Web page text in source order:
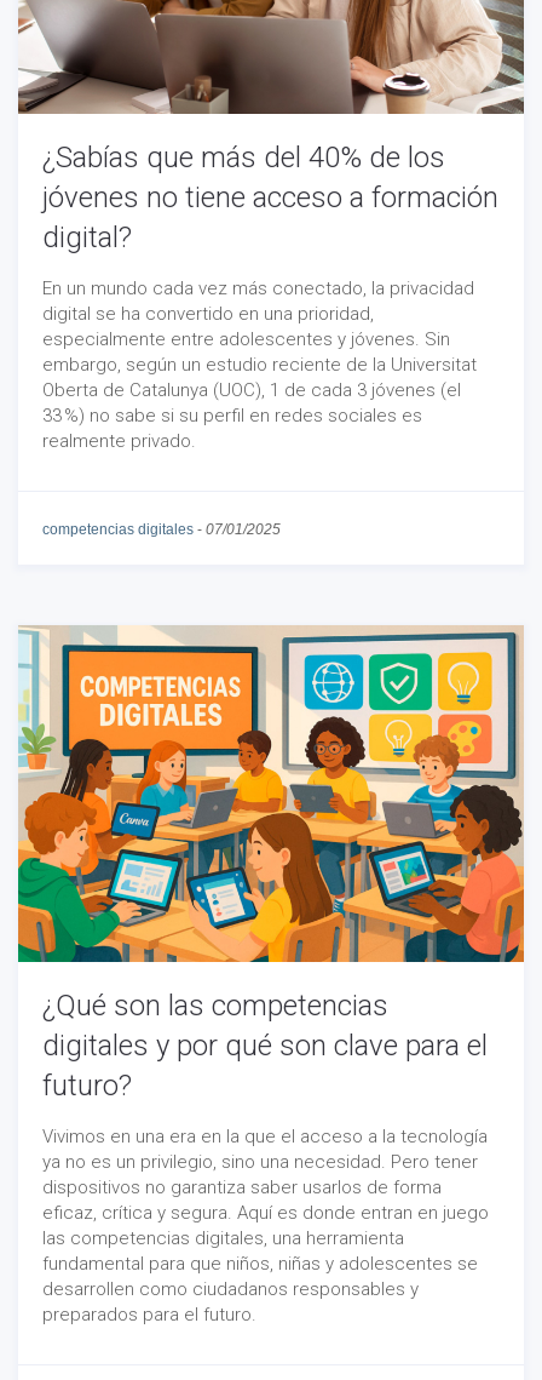
¿Sabías que más del 40% de los
jóvenes no tiene acceso a formación
digital?
En un mundo cada vez más conectado, la privacidad
digital se ha convertido en una prioridad,
especialmente entre adolescentes y jóvenes. Sin
embargo, según un estudio reciente de la Universitat
Oberta de Catalunya (UOC), 1 de cada 3 jóvenes (el
33 %) no sabe si su perfil en redes sociales es
realmente privado.
competencias digitales - 07/01/2025
¿Qué son las competencias
digitales y por qué son clave para el
futuro?
Vivimos en una era en la que el acceso a la tecnología
ya no es un privilegio, sino una necesidad. Pero tener
dispositivos no garantiza saber usarlos de forma
eficaz, crítica y segura. Aquí es donde entran en juego
las competencias digitales, una herramienta
fundamental para que niños, niñas y adolescentes se
desarrollen como ciudadanos responsables y
preparados para el futuro.